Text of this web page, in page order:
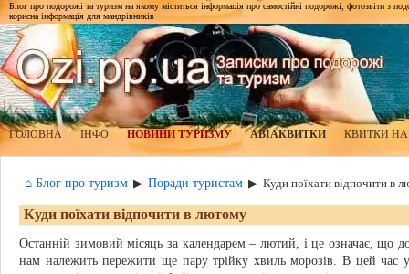
Блог про подорожі та туризм на якому міститься інформація про самостійні подорожі, фотозвіти з
корисна інформація для мандрівників
ГОЛОВНА ІНФО НОВИНИ ТУРИЗМУ АВІАКВИТКИ КВИТКИ
⌂ Блог про туризм ▶ Поради туристам ▶ Куди поїхати відпочити в
Куди поїхати відпочити в лютому
Останній зимовий місяць за календарем – лютий, і це означає, що
нам належить пережити ще пару трійку хвиль морозів. В цей час у